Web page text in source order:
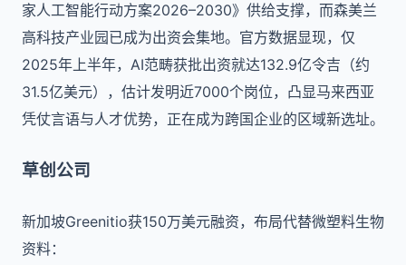
家人工智能行动方案2026–2030》供给支撑，而森美兰
高科技产业园已成为出资会集地。官方数据显现，仅
2025年上半年，AI范畴获批出资就达132.9亿令吉（约
31.5亿美元），估计发明近7000个岗位，凸显马来西亚
凭仗言语与人才优势，正在成为跨国企业的区域新选址。
草创公司
新加坡Greenitio获150万美元融资，布局代替微塑料生物
资料：